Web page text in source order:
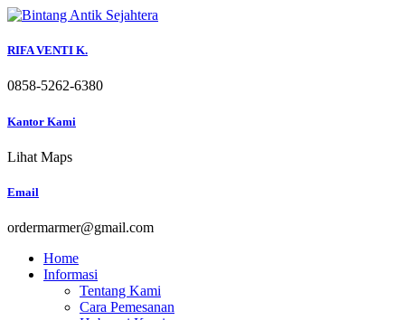
Skip
content
RIFA VENTI K.
0858-5262-6380
Kantor Kami
Lihat Maps
Email
ordermarmer@gmail.com
Home
Informasi
Tentang Kami
Cara Pemesanan